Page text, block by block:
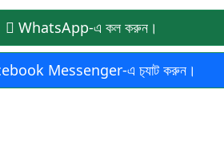
WhatsApp-এ কল করুন।
Messenger-এ চ‍্যাট করুন।